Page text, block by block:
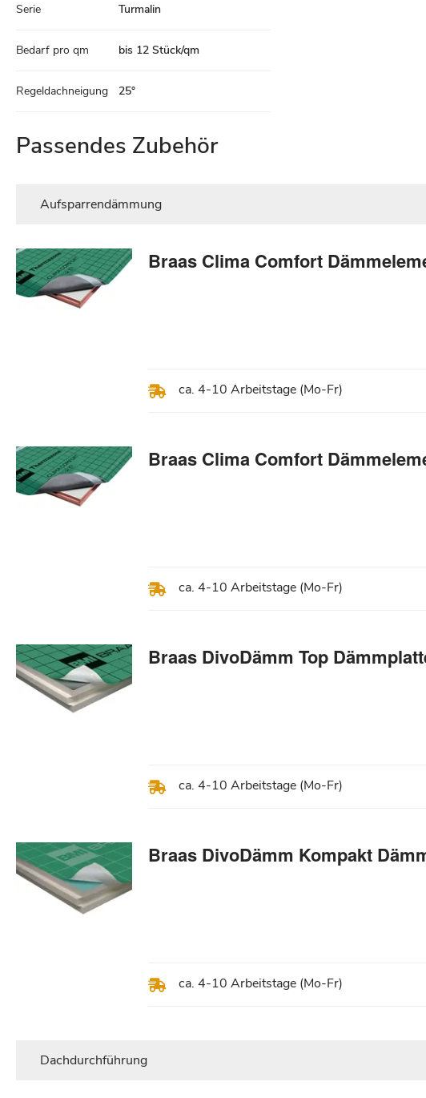
Serie Turmalin
Bedarf pro qm bis 12 Stück/qm
Regeldachneigung 25°
Passendes Zubehör
Aufsparrendämmung
Braas Clima Comfort
ca. 4-10 Arbeitstage (Mo-Fr)
Braas Clima Comfort
ca. 4-10 Arbeitstage (Mo-Fr)
Braas DivoDämm Top
ca. 4-10 Arbeitstage (Mo-Fr)
Braas DivoDämm Kompakt
ca. 4-10 Arbeitstage (Mo-Fr)
Dachdurchführung